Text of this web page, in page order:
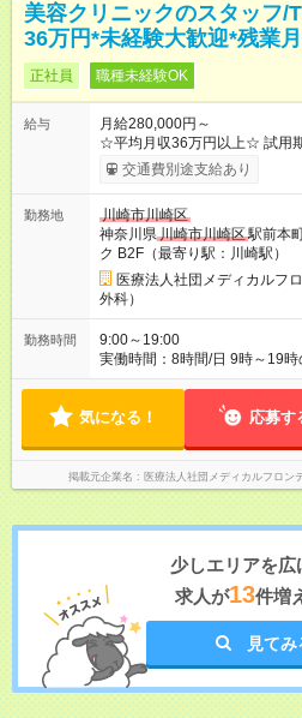
美容クリニックのスタッフ
36万円*未経験大歓迎*残業
正社員 職種未経験OK
給与
月給280,000円～
☆平均月収36万円以上☆ 試用
社員として、月給26万円とな
28万円+インセンティブ（平
次昇給制度アリ】 年次昇給制
役職につかない場合でもしっかり昇給♪ 【大手な
キャリアパス】 女性管理職割
ではなく、 TCBグループとし
籍など 自ら手を挙げて挑戦することが
から活躍中】 平均年齢は27歳
近い業界から アパレル、飲食
などの接客未経験者まで活躍
さ：6ヶ月 ※ 雇用形態と給与
す。 雇用形態：中途採用（契
交通費別途支給あり
勤務地
川崎市川崎区
神奈川県川崎市川崎区駅前本
ク B2F（最寄り駅：川崎駅）
医療法人社団メディカルフ
外科）
勤務時間
9:00～19:00
実働時間：8時間/日 9時～19
（クリニックにより
ィナーの予定を入れたり、お
境です。
気になる！ 応募す
掲載元企業名 医療法人社団メディカルフロン
少しエリアを広
求人が13件増
見てみ